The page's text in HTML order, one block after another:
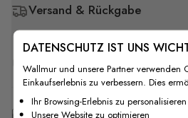
Versand & Rückgabe
F.A.Q
Kostenlose Anpassung
DATENSCHUTZ IST UNS
Wallmur und unsere Partner verwenden
Einkaufserlebnis zu verbessern. Dies
Ihr Browsing-Erlebnis zu personalisieren
Unsere Website zu optimieren